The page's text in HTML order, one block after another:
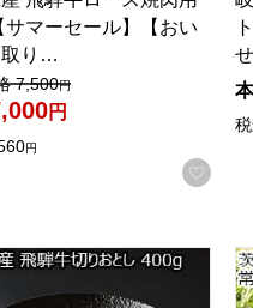
に登録する
サマーセール】【おい
取り…
の価格：
7,500円
円
円
お気
せ
いしいお取り寄せ】
飛騨牛切りおとし 400g